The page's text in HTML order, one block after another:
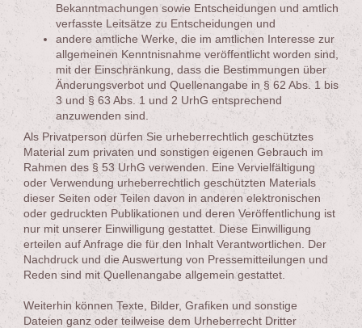
Bekanntmachungen sowie Entscheidungen und amtlich
verfasste Leitsätze zu Entscheidungen und
andere amtliche Werke, die im amtlichen Interesse zur
allgemeinen Kenntnisnahme veröffentlicht worden sind,
mit der Einschränkung, dass die Bestimmungen über
Änderungsverbot und Quellenangabe in § 62 Abs. 1 bis
3 und § 63 Abs. 1 und 2 UrhG entsprechend
anzuwenden sind.
Als Privatperson dürfen Sie urheberrechtlich geschütztes
Material zum privaten und sonstigen eigenen Gebrauch im
Rahmen des § 53 UrhG verwenden. Eine Vervielfältigung
oder Verwendung urheberrechtlich geschützten Materials
dieser Seiten oder Teilen davon in anderen elektronischen
oder gedruckten Publikationen und deren Veröffentlichung ist
nur mit unserer Einwilligung gestattet. Diese Einwilligung
erteilen auf Anfrage die für den Inhalt Verantwortlichen. Der
Nachdruck und die Auswertung von Pressemitteilungen und
Reden sind mit Quellenangabe allgemein gestattet.
Weiterhin können Texte, Bilder, Grafiken und sonstige
Dateien ganz oder teilweise dem Urheberrecht Dritter